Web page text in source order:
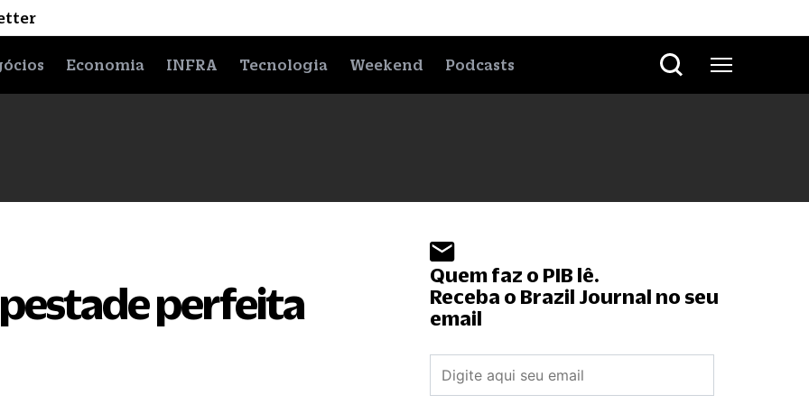
Economia INFRA Tecnologia Weekend Podcasts
perfeita
Quem faz o PIB lê.
Receba o Brazil Journal no seu
email